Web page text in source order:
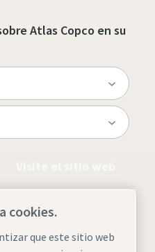
Atlas Copco en su
cookies.
que este sitio web